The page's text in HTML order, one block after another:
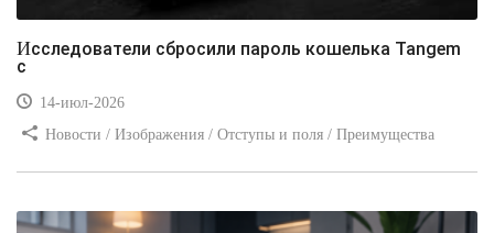
Исследователи сбросили пароль кошелька Tangem
с
14-июл-2026
Новости / Изображения / Отступы и поля / Преимущества